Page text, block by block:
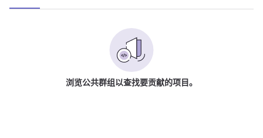
浏览公共群组以查找要贡献的项目。